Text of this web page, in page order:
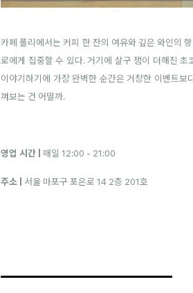
카페 폴리에서는 커피 한 잔의 여유와 깊은 와인의
로에게 집중할 수 있다. 거기에 살구 잼이 더해진 초
이야기하기에 가장 완벽한 순간은 거창한 이벤트
껴보는 건 어떨까.
영업 시간 | 매일 12:00 - 21:00
주소 | 서울 마포구 포은로 14 2층 201호